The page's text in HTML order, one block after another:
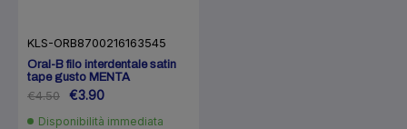
KLS-ORB8700216163545
Oral-B filo interdentale satin
tape gusto MENTA
€4.50 €3.90
Disponibilità immediata